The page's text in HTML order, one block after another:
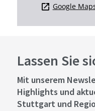
Google
Lassen Sie
Mit unserem
Highlights und
Stuttgart und